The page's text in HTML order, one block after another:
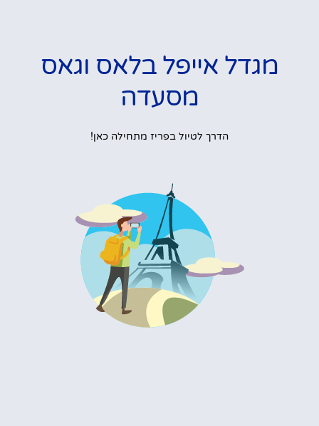
מגדל אייפל בלאס וגאס
מסעדה
הדרך לטיול בפריז מתחילה כאן!